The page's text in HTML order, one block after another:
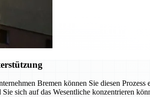
Bremen können Sie diesen
sich auf das Wesentliche konzentrieren